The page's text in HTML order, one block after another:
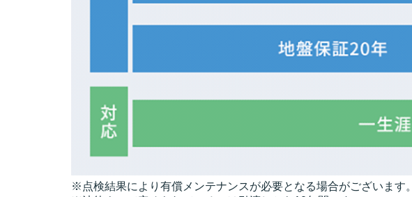
※点検結果により有償メンテナンスが必要となる場合がございます。